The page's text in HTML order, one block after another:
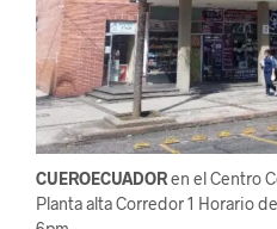
CUEROECUADORen el Centro
Planta alta Corredor 1 Horario